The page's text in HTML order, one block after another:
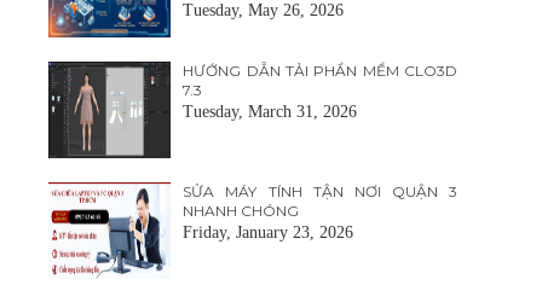
Tuesday, May 26, 2026
HƯỚNG DẪN TẢI PHẦN MỀM CLO3D
7.3
Tuesday, March 31, 2026
SỬA MÁY TÍNH TẬN NƠI QUẬN 3
NHANH CHÓNG
Friday, January 23, 2026